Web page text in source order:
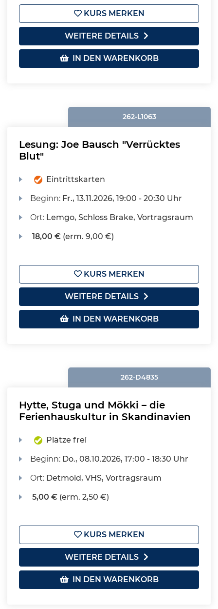
KURS MERKEN
WEITERE DETAILS
IN DEN WARENKORB
262-L1063
Lesung: Joe Bausch "Verrücktes
Blut"
Eintrittskarten
Beginn: Fr., 13.11.2026, 19:00 - 20:30 Uhr
Ort: Lemgo, Schloss Brake, Vortragsraum
18,00 € (erm. 9,00 €)
KURS MERKEN
WEITERE DETAILS
IN DEN WARENKORB
262-D4835
Hytte, Stuga und Mökki – die
Ferienhauskultur in Skandinavien
Plätze frei
Beginn: Do., 08.10.2026, 17:00 - 18:30 Uhr
Ort: Detmold, VHS, Vortragsraum
5,00 € (erm. 2,50 €)
KURS MERKEN
WEITERE DETAILS
IN DEN WARENKORB